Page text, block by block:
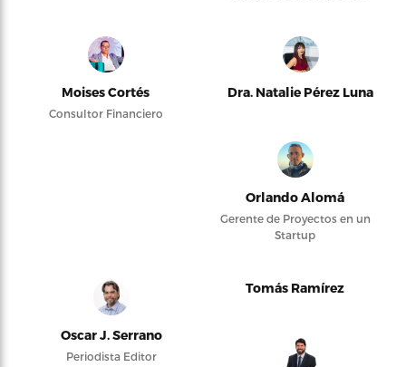
Moises Cortés
Consultor Financiero
Dra. Natalie Pérez Luna
Orlando Alomá
Gerente de Proyectos en un
Startup
Oscar J. Serrano
Periodista Editor
Tomás Ramírez